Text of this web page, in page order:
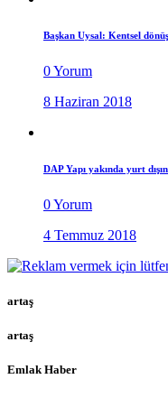
Başkan Uysal: Kentsel
0 Yorum
8 Haziran 2018
DAP Yapı yakında yurt
0 Yorum
4 Temmuz 2018
artaş
artaş
Emlak Haber